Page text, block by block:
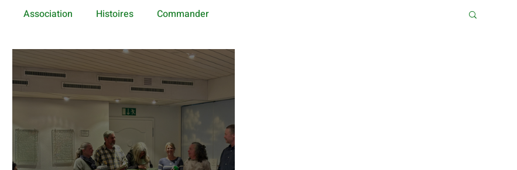
Association Histoires Commander